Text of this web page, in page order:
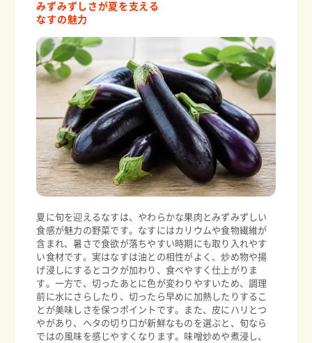
みずみずしさが夏を支える
なすの魅力
夏に旬を迎えるなすは、やわらかな果肉とみずみずしい
食感が魅力の野菜です。なすにはカリウムや食物繊維が
含まれ、暑さで食欲が落ちやすい時期にも取り入れやす
い食材です。実はなすは油との相性がよく、炒め物や揚
げ浸しにするとコクが加わり、食べやすく仕上がりま
す。一方で、切ったあとに色が変わりやすいため、調理
前に水にさらしたり、切ったら早めに加熱したりするこ
とが美味しさを保つポイントです。また、皮にハリとつ
やがあり、ヘタの切り口が新鮮なものを選ぶと、旬なら
ではの風味を感じやすくなります。味噌炒めや煮浸し、